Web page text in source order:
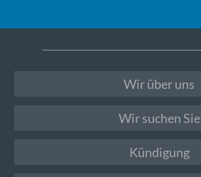
Wir über uns
Wir suchen Sie
Kündigung